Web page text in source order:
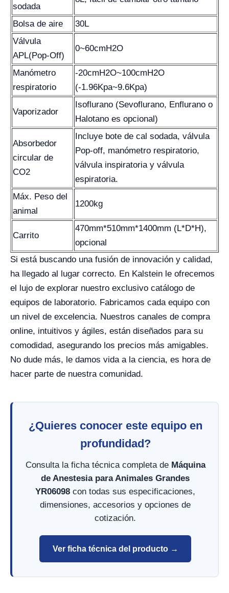
sodada
Bolsa de aire
30L
Válvula
APL(Pop-Off)
0~60cmH2O
Manómetro
respiratorio
-20cmH2O~100cmH2O
(-1.96Kpa~9.6Kpa)
Vaporizador
Isoflurano (Sevoflurano, Enflurano o
Halotano es opcional)
Absorbedor
circular de
CO2
Incluye bote de cal sodada, válvula
Pop-off, manómetro respiratorio,
válvula inspiratoria y válvula
espiratoria.
Máx. Peso del
animal
1200kg
Carrito
470mm*510mm*1400mm (L*D*H),
opcional
Si está buscando una fusión de innovación y calidad,
ha llegado al lugar correcto. En Kalstein le ofrecemos
el lujo de explorar nuestro exclusivo catálogo de
equipos de laboratorio. Fabricamos cada equipo con
un nivel de excelencia. Nuestros canales de compra
online, intuitivos y ágiles, están diseñados para su
comodidad, asegurando los precios más amigables.
No dude más, le damos vida a la ciencia, es hora de
hacer parte de nuestra comunidad.
¿Quieres conocer este equipo en
profundidad?
Consulta la ficha técnica completa de Máquina
de Anestesia para Animales Grandes
YR06098 con todas sus especificaciones,
dimensiones, accesorios y opciones de
cotización.
Ver ficha técnica del producto →